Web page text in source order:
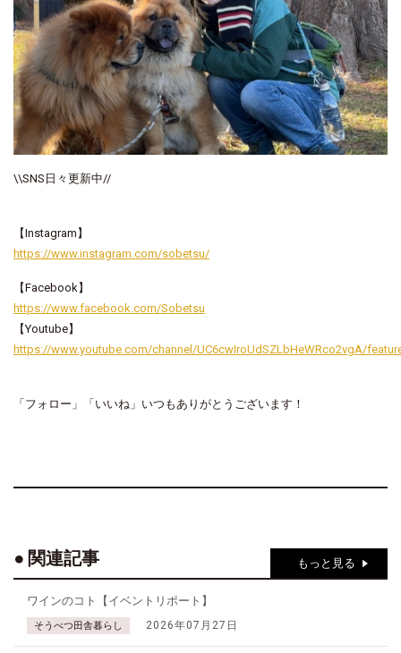
\\SNS日々更新中//
【Instagram】
https://www.instagram.com/sobetsu/
【Facebook】
https://www.facebook.com/Sobetsu
【Youtube】
https://www.youtube.com/channel/UC6cwIroUdSZLbHeWRco2vgA/
「フォロー」「いいね」いつもありがとうございます！
関連記事 もっと見る
ワインのコト【イベントリポート】
そうべつ田舎暮らし 2026年07月27日